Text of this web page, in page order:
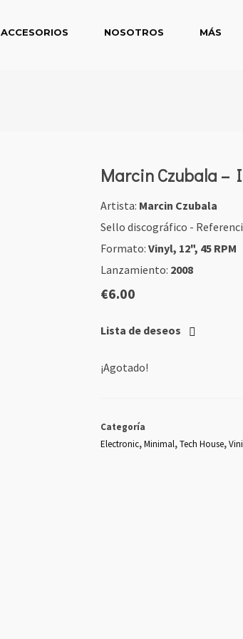
ACCESORIOS NOSOTROS MÁS
Marcin Czubala ‎– I
Artista: Marcin Czubala
Sello discográfico -
Formato:Vinyl, 12", 45 RPM
Lanzamiento: 2008
€6.00
Lista de deseos
¡Agotado!
Categoría
Electronic,Minimal,Tech House,